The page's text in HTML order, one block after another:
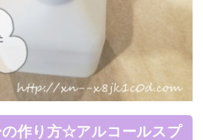
の作り方☆アルコールスプ